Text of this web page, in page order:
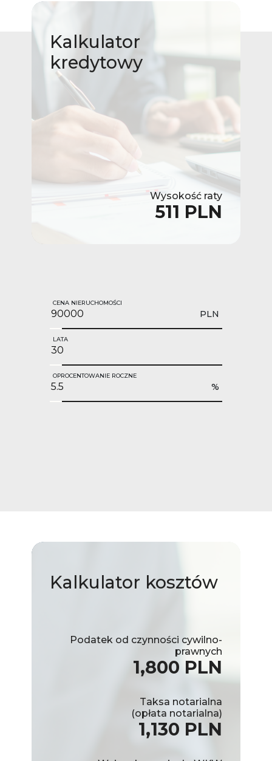
Kalkulator
kredytowy
Wysokość raty
511 PLN
CENA NIERUCHOMOŚCI
PLN
LATA
OPROCENTOWANIE ROCZNE
%
Kalkulator kosztów
Podatek od czynności cywilno-
prawnych
1,800 PLN
Taksa notarialna
(opłata notarialna)
1,130 PLN